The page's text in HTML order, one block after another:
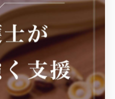
示すことで、事件化を阻止
不法就労助長罪に関わる名
期に専門的な弁護を受ける
。早期の対応が退去強制を